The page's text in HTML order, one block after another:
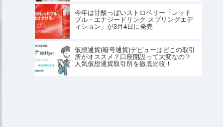
今年は甘酸っぱいストロベリー「レッド
ブル・エナジードリンク スプリングエデ
ィション」が3月4日に発売
仮想通貨(暗号通貨)デビューはどこの取引
所がオススメ？口座開設って大変なの？
人気仮想通貨取引所を徹底比較！